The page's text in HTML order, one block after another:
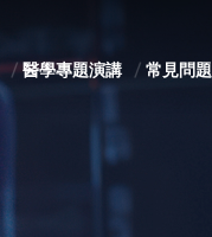
醫學專題演講 常見問題